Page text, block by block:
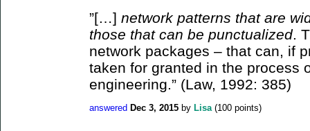
”[…] network patterns that are
those that can be punctualized.
network packages – that can, if
taken for granted in the process
engineering.” (Law, 1992: 385)
answered Dec 3, 2015 by Lisa (100 points)